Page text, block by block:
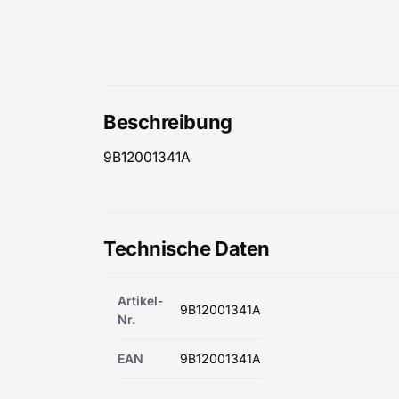
Beschreibung
9B12001341A
Technische Daten
Artikel-
Nr.
9B12001341A
EAN 9B12001341A